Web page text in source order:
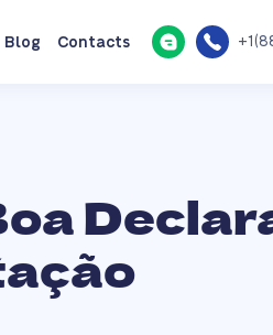
Blog Contacts